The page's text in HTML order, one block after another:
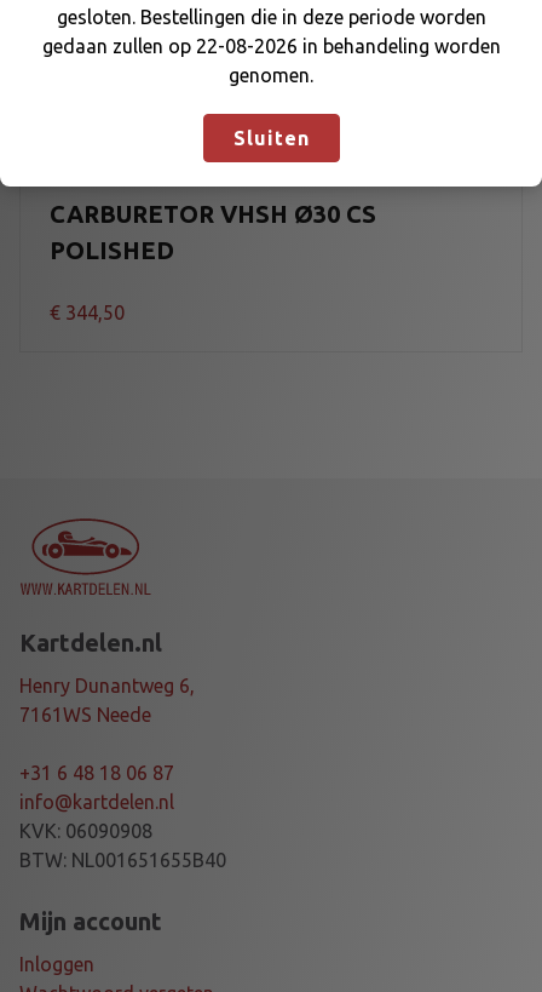
CARBURETOR VHSH Ø30 CS
POLISHED
€ 344,50
Kartdelen.nl
Henry Dunantweg 6,
7161WS Neede
+31 6 48 18 06 87
info@kartdelen.nl
KVK: 06090908
BTW: NL001651655B40
Mijn account
Inloggen
Wij zijn ivm vakantie van 15-07-2026 t/m 21-08-
2026 gesloten. Bestellingen die in deze periode
worden gedaan zullen op 22-08-2026 in
behandeling worden genomen.Negeren
gesloten. Bestellingen die in deze periode worden
gedaan zullen op 22-08-2026 in behandeling worden
genomen.
Sluiten